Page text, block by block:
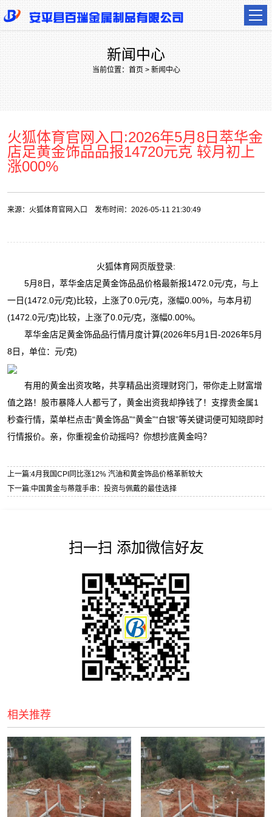
新闻中心
当前位置： 首页 > 新闻中心
火狐体育官网入口:2026年5月8日萃华金
店足黄金饰品品报14720元克 较月初上
涨000%
来源： 火狐体育官网入口 发布时间：2026-05-11 21:30:49
火狐体育网页版登录:
5月8日，萃华金店足黄金饰品品价格最新报1472.0元/克，与上
一日(1472.0元/克)比较，上涨了0.0元/克，涨幅0.00%，与本月初
(1472.0元/克)比较，上涨了0.0元/克，涨幅0.00%。
萃华金店足黄金饰品品行情月度计算(2026年5月1日-2026年5月
8日，单位：元/克)
有用的黄金出资攻略，共享精品出资理财窍门，带你走上财富增
值之路！股市暴降人人都亏了，黄金出资我却挣钱了！支撑贵金属1
秒查行情，菜单栏点击“黄金饰品”“黄金”“白银”等关键词便可知晓即时
行情报价。亲，你重视金价动摇吗？你想抄底黄金吗？
上一篇:4月我国CPI同比涨12% 汽油和黄金饰品价格革新较大
下一篇:中国黄金与蒂蔻手串：投资与佩戴的最佳选择
扫一扫 添加微信好友
相关推荐